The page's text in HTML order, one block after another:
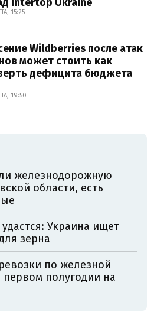
15:25
Wildberries после атак
может стоить как
дефицита бюджета
19:50
железнодорожную
области, есть
Украина ищет
зерна
по железной
полугодии на